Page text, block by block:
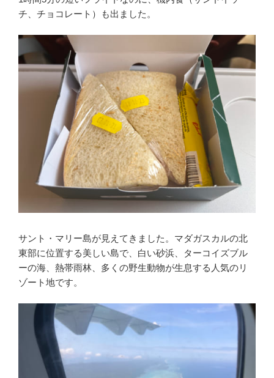
チ、チョコレート）も出ました。
サント・マリー島が見えてきました。マダガスカルの北
東部に位置する美しい島で、白い砂浜、ターコイズブル
ーの海、熱帯雨林、多くの野生動物が生息する人気のリ
ゾート地です。